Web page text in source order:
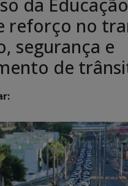
reforço no
segurança e
de